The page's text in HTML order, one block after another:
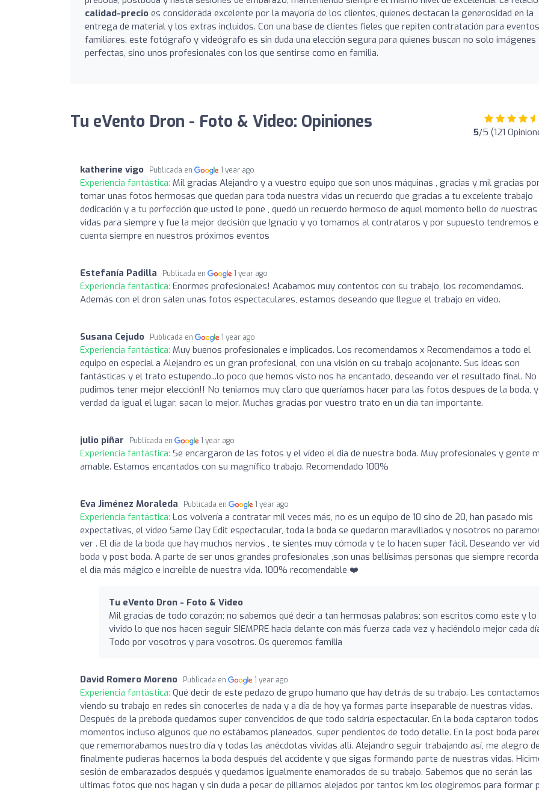
calidad-precio es considerada excelente por la mayoría de los clientes, quienes destacan la generosidad en la
entrega de material y los extras incluidos. Con una base de clientes fieles que repiten contratación para eventos
familiares, este fotógrafo y videógrafo es sin duda una elección segura para quienes buscan no solo imágenes
perfectas, sino unos profesionales con los que sentirse como en familia.
Tu eVento Dron - Foto & Video: Opiniones 5/5 (121
katherine vigo Publicada en 1 year ago
Experiencia fantástica: Mil gracias Alejandro y a vuestro equipo que son unos máquinas , gracias y mil gracias
tomar unas fotos hermosas que quedan para toda nuestra vidas un recuerdo que gracias a tu excelente trabajo
dedicación y a tu perfección que usted le pone , quedó un recuerdo hermoso de aquel momento bello de nuestras
vidas para siempre y fue la mejor decisión que Ignacio y yo tomamos al contrataros y por supuesto tendremos
cuenta siempre en nuestros próximos eventos
Estefanía Padilla Publicada en 1 year ago
Experiencia fantástica: Enormes profesionales! Acabamos muy contentos con su trabajo, los recomendamos.
Además con el dron salen unas fotos espectaculares, estamos deseando que llegue el trabajo en vídeo.
Susana Cejudo Publicada en 1 year ago
Experiencia fantástica: Muy buenos profesionales e implicados. Los recomendamos x Recomendamos a todo el
equipo en especial a Alejandro es un gran profesional, con una visión en su trabajo acojonante. Sus ideas son
fantásticas y el trato estupendo...lo poco que hemos visto nos ha encantado, deseando ver el resultado final. No
pudimos tener mejor elección!! No teniamos muy claro que queríamos hacer para las fotos despues de la boda,
verdad da igual el lugar, sacan lo mejor. Muchas gracias por vuestro trato en un día tan importante.
julio piñar Publicada en 1 year ago
Experiencia fantástica: Se encargaron de las fotos y el vídeo el dia de nuestra boda. Muy profesionales y gente
amable. Estamos encantados con su magnífico trabajo. Recomendado 100%
Eva Jiménez Moraleda Publicada en 1 year ago
Experiencia fantástica: Los volvería a contratar mil veces más, no es un equipo de 10 sino de 20, han pasado mis
expectativas, el vídeo Same Day Edit espectacular, toda la boda se quedaron maravillados y nosotros no
ver . El día de la boda que hay muchos nervios , te sientes muy cómoda y te lo hacen super fácil. Deseando ver
boda y post boda. A parte de ser unos grandes profesionales ,son unas bellísimas personas que siempre
el día más mágico e increíble de nuestra vida. 100% recomendable ❤️
Tu eVento Dron - Foto & Video
Mil gracias de todo corazón; no sabemos qué decir a tan hermosas palabras; son escritos como este y lo
vivido lo que nos hacen seguir SIEMPRE hacia delante con más fuerza cada vez y haciéndolo mejor cada
Todo por vosotros y para vosotros. Os queremos familia
David Romero Moreno Publicada en 1 year ago
Experiencia fantástica: Qué decir de este pedazo de grupo humano que hay detrás de su trabajo. Les
viendo su trabajo en redes sin conocerles de nada y a día de hoy ya formas parte inseparable de nuestras vidas.
Después de la preboda quedamos super convencidos de que todo saldría espectacular. En la boda captaron
momentos incluso algunos que no estábamos planeados, super pendientes de todo detalle. En la post boda
que rememorabamos nuestro día y todas las anécdotas vividas allí. Alejandro seguir trabajando así, me alegro
finalmente pudieras hacernos la boda después del accidente y que sigas formando parte de nuestras vidas.
sesión de embarazados después y quedamos igualmente enamorados de su trabajo. Sabemos que no serán las
ultimas fotos que nos hagan y sin duda a pesar de pillarnos alejados por tantos km les elegiremos para formar